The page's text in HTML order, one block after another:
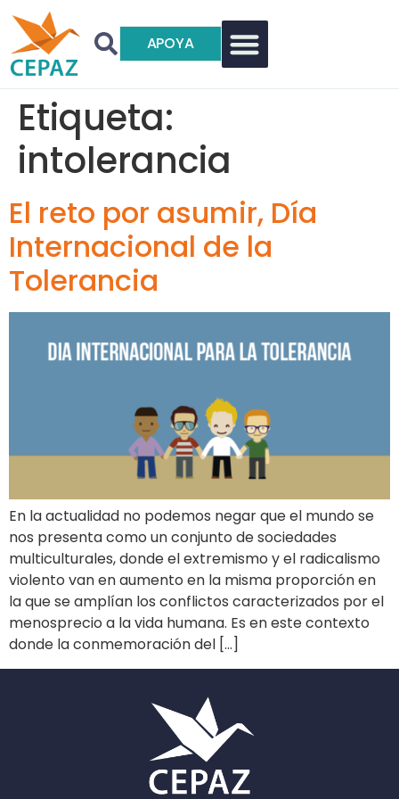
APOYA
Etiqueta:
intolerancia
El reto por asumir, Día
Internacional de la
Tolerancia
En la actualidad no podemos negar que el mundo se
nos presenta como un conjunto de sociedades
multiculturales, donde el extremismo y el radicalismo
violento van en aumento en la misma proporción en
la que se amplían los conflictos caracterizados por el
menosprecio a la vida humana. Es en este contexto
donde la conmemoración del […]